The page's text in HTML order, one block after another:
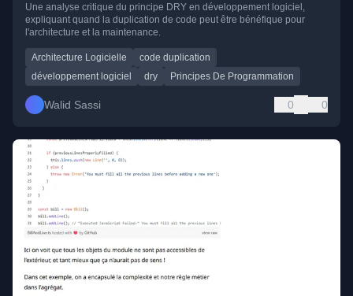
Une analyse critique du principe DRY en développement logiciel,
expliquant quand la duplication de code peut être bénéfique pour
l'architecture et la maintenance.
Architecture Logicielle
code duplication
développement logiciel
dry Principes De Programmation
Walid Sassi 0 0